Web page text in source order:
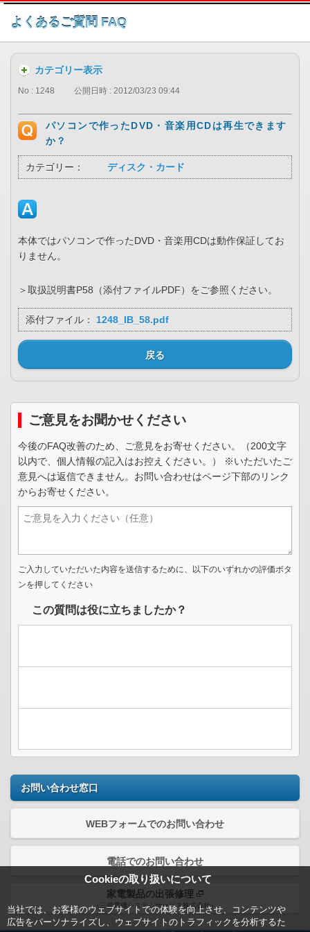
このページの本文へ
よくあるご質問 FAQ
Cookieの取り扱いについて
当社では、お客様のウェブサイトでの体験を向上させ、コンテンツや
広告をパーソナライズし、ウェブサイトのトラフィックを分析するた
カテゴリー表示
No : 1248 公開日時 : 2012/03/23 09:44
パソコンで作ったDVD・音楽用CDは再生できます
か？
カテゴリー： ディスク・カード
本体ではパソコンで作ったDVD・音楽用CDは動作保証してお
りません。
＞取扱説明書P58（添付ファイルPDF）をご参照ください。
添付ファイル： 1248_IB_58.pdf
戻る
ご意見をお聞かせください
今後のFAQ改善のため、ご意見をお寄せください。（200文字
以内で、個人情報の記入はお控えください。） ※いただいたご
意見へは返信できません。お問い合わせはページ下部のリンク
からお寄せください。
ご入力していただいた内容を送信するために、以下のいずれかの評価ボタ
ンを押してください
この質問は役に立ちましたか？
お問い合わせ窓口
WEBフォームでのお問い合わせ
電話でのお問い合わせ
家電製品の出張修理
（三菱電機システムサービス株式会社）